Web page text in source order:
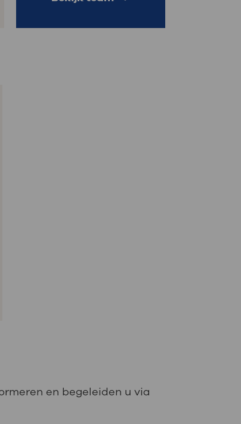
en begeleiden u via